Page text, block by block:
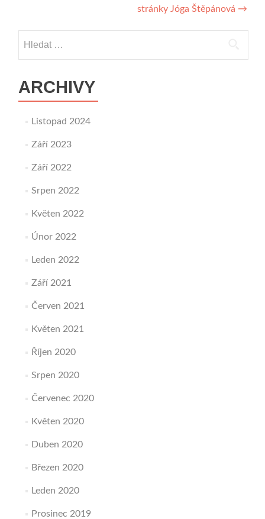
stránky Jóga Štěpánová →
ARCHIVY
Listopad 2024
Září 2023
Září 2022
Srpen 2022
Květen 2022
Únor 2022
Leden 2022
Září 2021
Červen 2021
Květen 2021
Říjen 2020
Srpen 2020
Červenec 2020
Květen 2020
Duben 2020
Březen 2020
Leden 2020
Prosinec 2019